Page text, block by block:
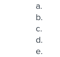
a. el
b. la
c. la
d.
e.